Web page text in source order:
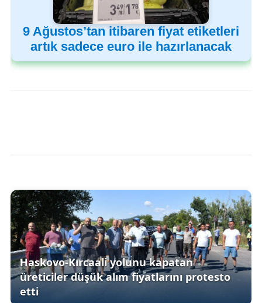
9 Ağustos’tan itibaren fiyat etiketleri
artık sadece euro ile hazırlanacak
Haskovo-Kırcaali yolunu kapatan
üreticiler düşük alım fiyatlarını protesto
etti